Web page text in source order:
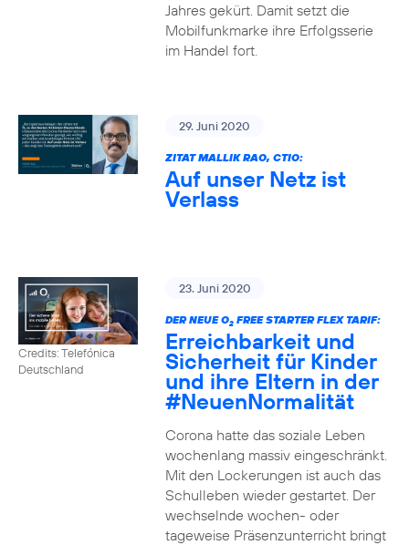
Jahres gekürt. Damit setzt die
Mobilfunkmarke ihre Erfolgsserie
im Handel fort.
29. Juni 2020
ZITAT MALLIK RAO, CTIO:
Auf unser Netz ist
Verlass
Credits: Telefónica
Deutschland
23. Juni 2020
DER NEUE O2FREE STARTER FLEX TARIF:
Erreichbarkeit und
Sicherheit für Kinder
und ihre Eltern in der
#NeuenNormalität
Corona hatte das soziale Leben
wochenlang massiv eingeschränkt.
Mit den Lockerungen ist auch das
Schulleben wieder gestartet. Der
wechselnde wochen- oder
tageweise Präsenzunterricht bringt